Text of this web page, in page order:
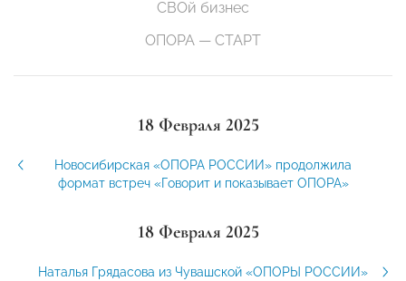
СВОй бизнес
ОПОРА — СТАРТ
18 Февраля 2025
Новосибирская «ОПОРА РОССИИ» продолжила
формат встреч «Говорит и показывает ОПОРА»
18 Февраля 2025
Наталья Грядасова из Чувашской «ОПОРЫ РОССИИ»